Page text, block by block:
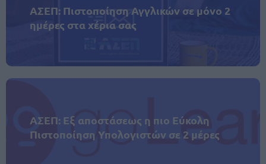
ΑΣΕΠ: Πιστοποίηση Αγγλικών σε μόνο 2
ημέρες στα χέρια σας
ΑΣΕΠ: Εξ αποστάσεως η πιο Εύκολη
Πιστοποίηση Υπολογιστών σε 2 μέρες